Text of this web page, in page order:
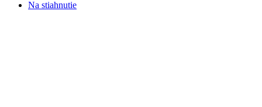
Na stiahnutie